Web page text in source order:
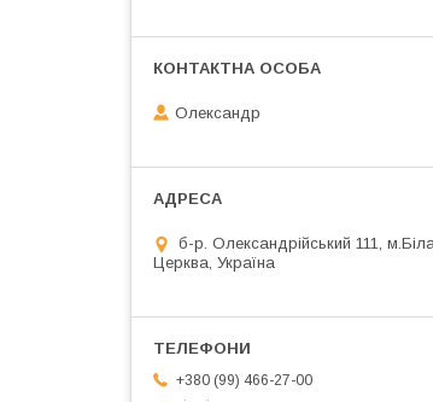
Олександр
б-р. Олександрійський 111,
Церква, Україна
+380 (99) 466-27-00